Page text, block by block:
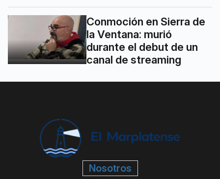
Conmoción en Sierra de
la Ventana: murió
durante el debut de un
canal de streaming
Nosotros